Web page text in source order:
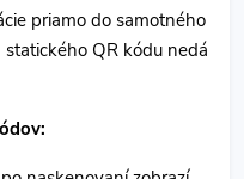
priamo do samotného
QR kódu nedá